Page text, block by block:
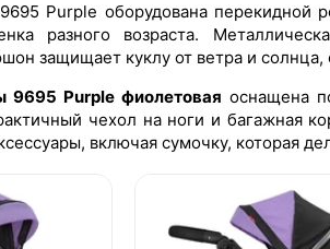
Purple оборудована перекидной
разного возраста.
защищает куклу от ветра и
9695 Purple фиолетовая оснащена
чехол на ноги и багажная
включая сумочку, которая